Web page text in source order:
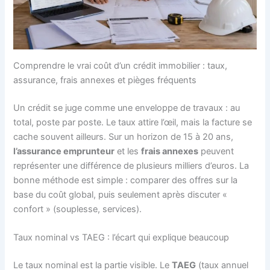
Comprendre le vrai coût d’un crédit immobilier : taux,
assurance, frais annexes et pièges fréquents
Un crédit se juge comme une enveloppe de travaux : au
total, poste par poste. Le taux attire l’œil, mais la facture se
cache souvent ailleurs. Sur un horizon de 15 à 20 ans,
l’assurance emprunteur et lesfrais annexes peuvent
représenter une différence de plusieurs milliers d’euros. La
bonne méthode est simple : comparer des offres sur la
base du coût global, puis seulement après discuter «
confort » (souplesse, services).
Taux nominal vs TAEG : l’écart qui explique beaucoup
Le taux nominal est la partie visible. LeTAEG (taux annuel